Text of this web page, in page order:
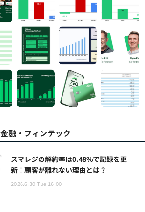
金融・フィンテック
スマレジの解約率は0.48%で記録を更
新！顧客が離れない理由とは？
2026.6.30 Tue 16:00